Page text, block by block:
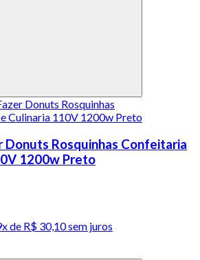
Donuts Rosquinhas Confeitaria
1200w Preto
de R$ 30,10 sem juros